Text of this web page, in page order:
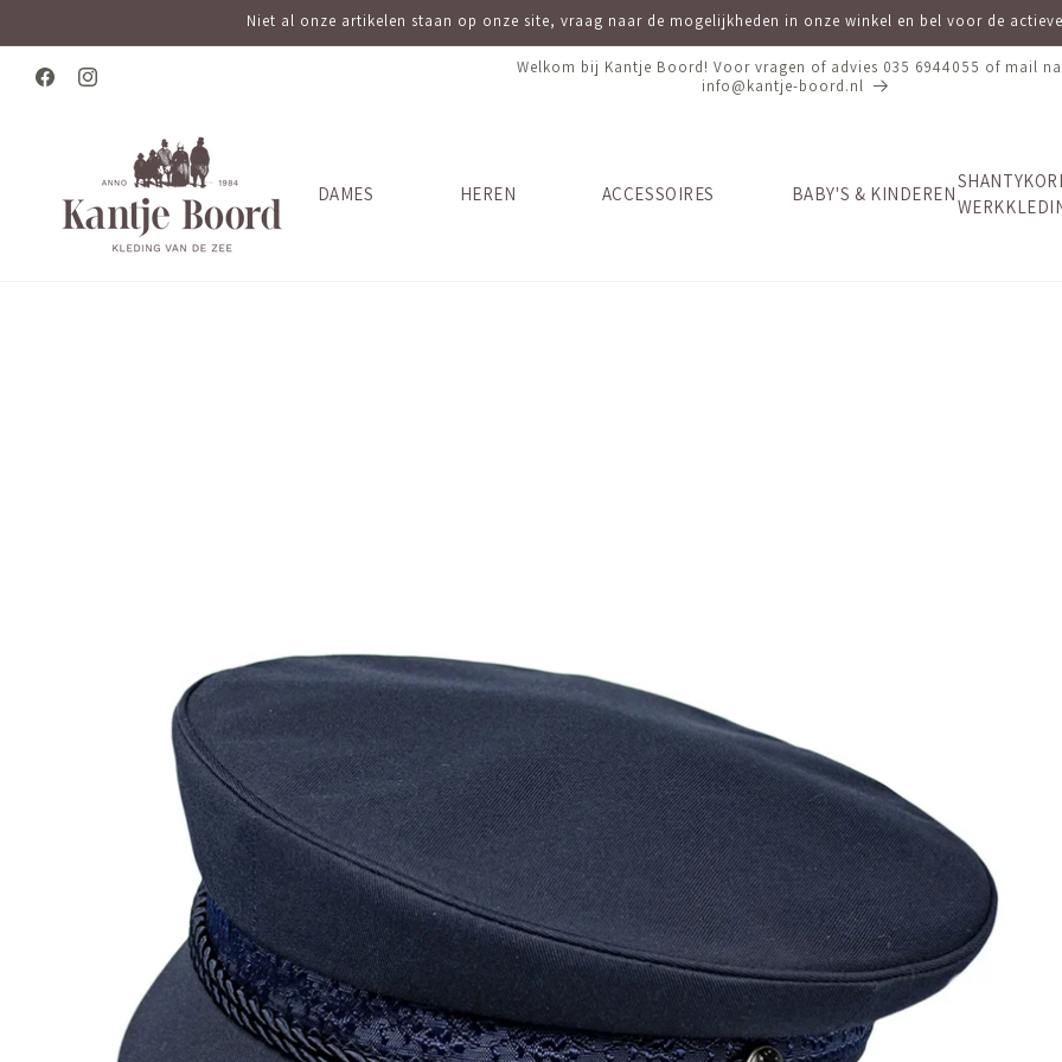
content
Niet al onze artikelen staan op onze site, vraag naar de mogelijkheden in onze winkel en bel voor de
FacebookInstagram
Welkom bij Kantje Boord! Voor vragen of advies 035 6944055 of mail
info@kantje-boord.nl
DAMES HEREN ACCESSOIRES BABY'S & KINDEREN